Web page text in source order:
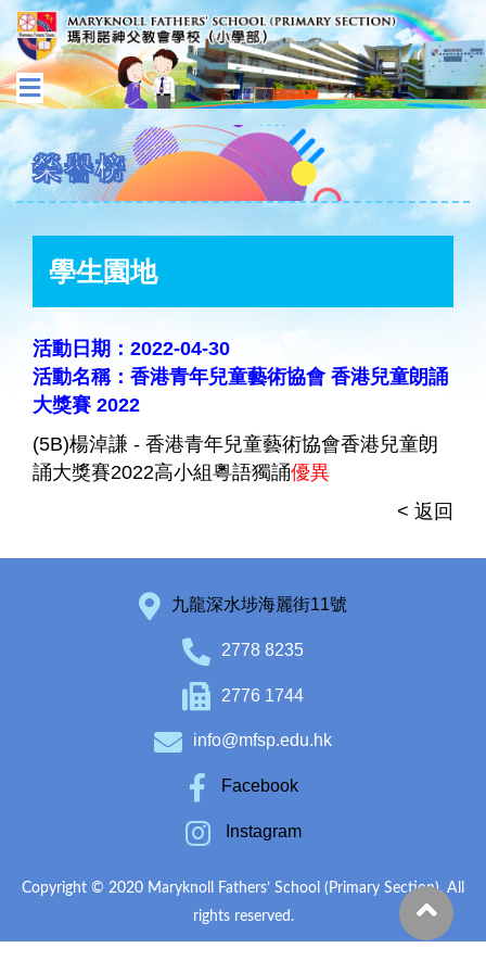
榮譽榜
學生園地
活動日期：2022-04-30
活動名稱：香港青年兒童藝術協會 香港兒童朗誦
大獎賽 2022
(5B)楊淖謙 - 香港青年兒童藝術協會香港兒童朗
誦大獎賽2022高小組粵語獨誦優異
< 返回
九龍深水埗海麗街11號
2778 8235
2776 1744
info@mfsp.edu.hk
Facebook
Instagram
Copyright © 2020 Maryknoll Fathers’ School (Primary Section). All
rights reserved.